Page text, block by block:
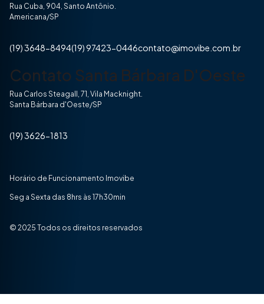
Rua Cuba, 904, Santo Antônio.
Americana/SP
(19) 3648-8494(19) 97423-0446contato@imovibe.com.br
Contato Santa Bárbara D'Oeste
Rua Carlos Steagall, 71, Vila Macknight.
Santa Bárbara d'Oeste/SP
(19) 3626-1813
Horário de Funcionamento Imovibe
Seg a Sexta das 8hrs às 17h30min
© 2025 Todos os direitos reservados